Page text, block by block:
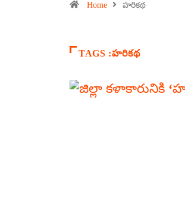
Home హరికథ
TAGS :హరికథ